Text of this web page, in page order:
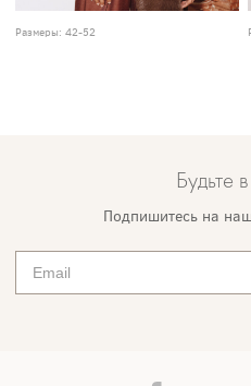
Размеры: 42-52
Будьте
Подпишитесь на